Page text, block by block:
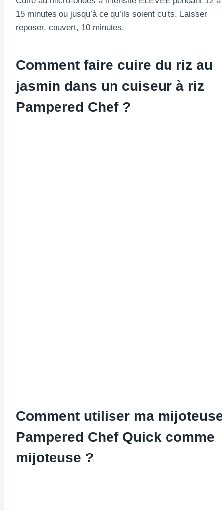
15 minutes ou jusqu’à ce qu’ils soient cuits. Laisser
reposer, couvert, 10 minutes.
Comment faire cuire du riz au
jasmin dans un cuiseur à riz
Pampered Chef ?
Comment utiliser ma
Pampered Chef Quick comme
mijoteuse ?